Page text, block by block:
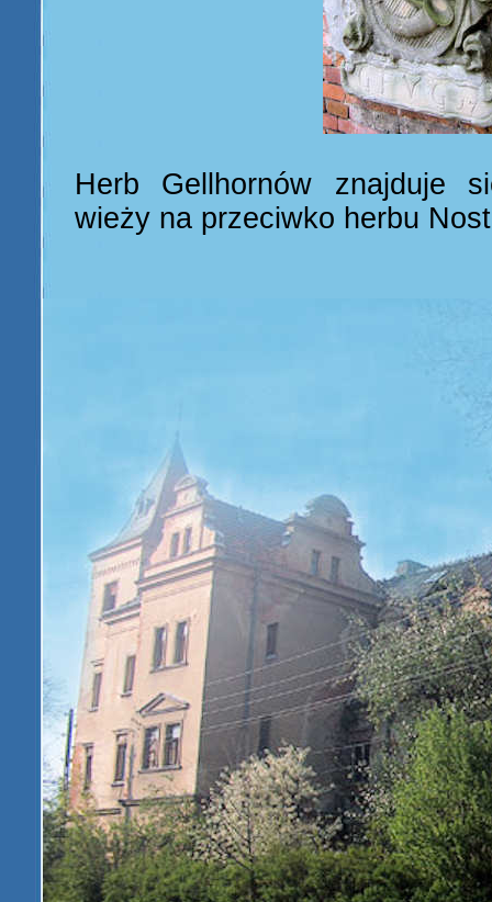
Herb Gellhornów znajduje
wieży na przeciwko herbu